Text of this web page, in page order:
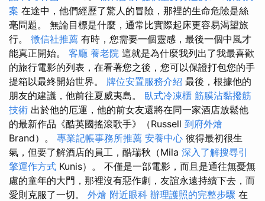
案 在途中，他們經歷了驚人的冒險，那裡的生命危險是絲
毫問題。 無論目標是什麼，通常比實際起床更容易渴望旅
行。 徵信社推薦 有時，您需要一個靈感，最後一個中風才
能真正開始。 客廳 養老院 這就是為什麼我列出了我最喜歡
的旅行電影的列表，在看著您之後，您可以保證打包您的手
提箱以最終開始世界。 牌位安置服務介紹 最後，根據他的
朋友的建議，他前往夏威夷島。 臥式冷凍櫃 筋膜沾黏撥筋
技術 出於他的厄運，他的前女友還將在同一家酒店放鬆他
的最新作品《酷英國搖滾歌手》（Russell 到府外燴
Brand）。 專業記帳事務所推薦 安養中心 彼得最初很生
氣，但要了解酒店的員工，酷瑞秋（Mila 深入了解搜尋引
擎運作方式 Kunis）。 不僅是一部電影，而且是通往無憂無
慮的童年的大門，那裡沒有惡作劇，友誼永遠持續下去，而
愛則克服了一切。 外燴 附近眼科 辦理護照的完整步驟 在